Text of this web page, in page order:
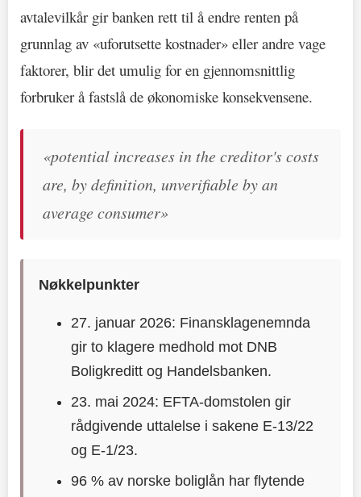
avtalevilkår gir banken rett til å endre renten på
grunnlag av «uforutsette kostnader» eller andre vage
faktorer, blir det umulig for en gjennomsnittlig
forbruker å fastslå de økonomiske konsekvensene.
«potential increases in the creditor's costs
are, by definition, unverifiable by an
average consumer»
Nøkkelpunkter
27. januar 2026: Finansklagenemnda
gir to klagere medhold mot DNB
Boligkreditt og Handelsbanken.
23. mai 2024: EFTA-domstolen gir
rådgivende uttalelse i sakene E-13/22
og E-1/23.
96 % av norske boliglån har flytende